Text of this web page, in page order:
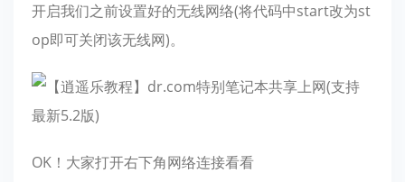
开启我们之前设置好的无线网络(将代码中start改为st
op即可关闭该无线网)。
OK！大家打开右下角网络连接看看